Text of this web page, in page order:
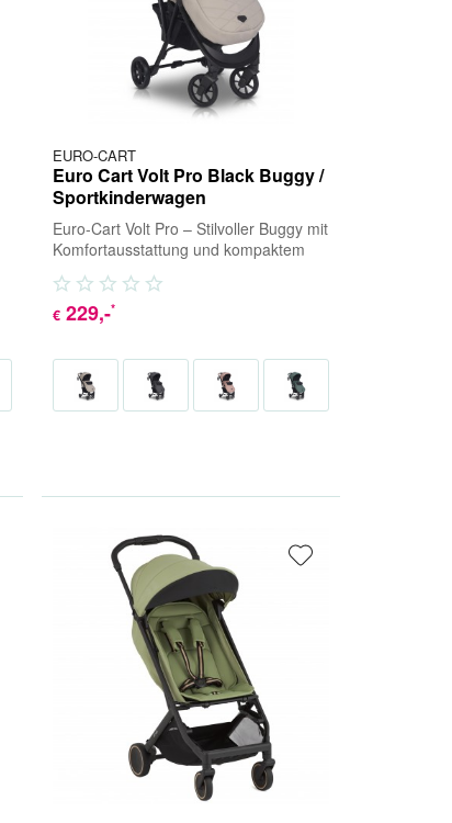
EURO-CART
Euro Cart Volt Pro Black Buggy /
Sportkinderwagen
Euro-Cart Volt Pro – Stilvoller Buggy mit
Komfortausstattung und kompaktem
Volt...
€ 229,-*